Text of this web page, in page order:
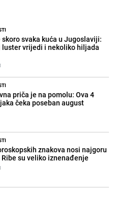
skoro svaka kuća u Jugoslaviji:
luster vrijedi i nekoliko hiljada
priča je na pomolu: Ova 4
čeka poseban august
znakova nosi najgoru
su veliko iznenađenje